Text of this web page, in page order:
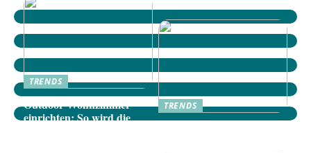
TRENDS
Outdoor-Wohnzimmer
einrichten: So wird die
TRENDS